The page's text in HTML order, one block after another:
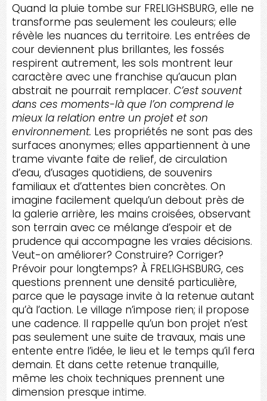
Quand la pluie tombe sur FRELIGHSBURG, elle ne
transforme pas seulement les couleurs; elle
révèle les nuances du territoire. Les entrées de
cour deviennent plus brillantes, les fossés
respirent autrement, les sols montrent leur
caractère avec une franchise qu’aucun plan
abstrait ne pourrait remplacer. C’est souvent
dans ces moments-là que l’on comprend le
mieux la relation entre un projet et son
environnement. Les propriétés ne sont pas des
surfaces anonymes; elles appartiennent à une
trame vivante faite de relief, de circulation
d’eau, d’usages quotidiens, de souvenirs
familiaux et d’attentes bien concrètes. On
imagine facilement quelqu’un debout près de
la galerie arrière, les mains croisées, observant
son terrain avec ce mélange d’espoir et de
prudence qui accompagne les vraies décisions.
Veut-on améliorer? Construire? Corriger?
Prévoir pour longtemps? À FRELIGHSBURG, ces
questions prennent une densité particulière,
parce que le paysage invite à la retenue autant
qu’à l’action. Le village n’impose rien; il propose
une cadence. Il rappelle qu’un bon projet n’est
pas seulement une suite de travaux, mais une
entente entre l’idée, le lieu et le temps qu’il fera
demain. Et dans cette retenue tranquille,
même les choix techniques prennent une
dimension presque intime.